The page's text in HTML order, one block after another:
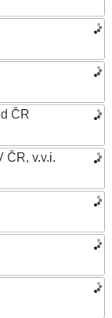
ČR
ČR, v.v.i.